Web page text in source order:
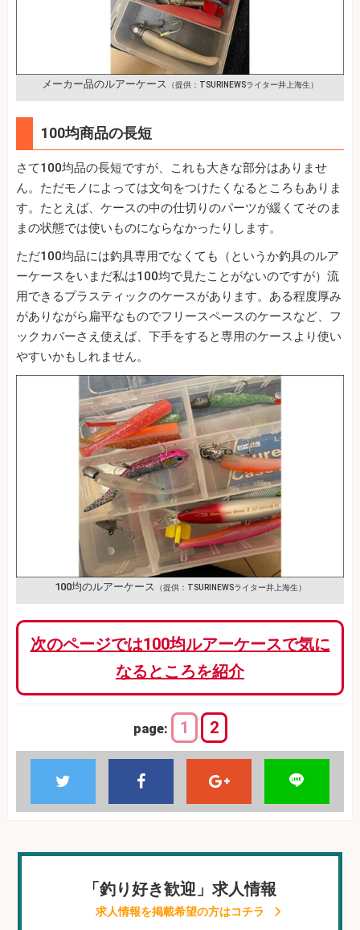
メーカー品のルアーケース （提供：TSURINEWSライター井上海生）
100均商品の長短
さて100均品の長短ですが、これも大きな部分はありませ
ん。ただモノによっては文句をつけたくなるところもありま
す。たとえば、ケースの中の仕切りのパーツが緩くてそのま
まの状態では使いものにならなかったりします。
ただ100均品には釣具専用でなくても（というか釣具のルア
ーケースをいまだ私は100均で見たことがないのですが）流
用できるプラスティックのケースがあります。ある程度厚み
がありながら扁平なものでフリースペースのケースなど、フ
ックカバーさえ使えば、下手をすると専用のケースより使い
やすいかもしれません。
100均のルアーケース （提供：TSURINEWSライター井上海生）
次のページでは100均ルアーケースで気に
なるところを紹介
page: 1 2
「釣り好き歓迎」求人情報
求人情報を掲載希望の方はコチラ